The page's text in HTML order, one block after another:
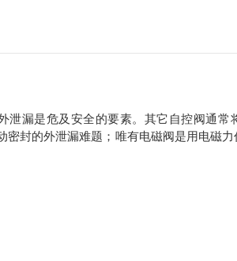
漏是危及安全的要素。其它自控阀通常
封的外泄漏难题；唯有电磁阀是用电磁